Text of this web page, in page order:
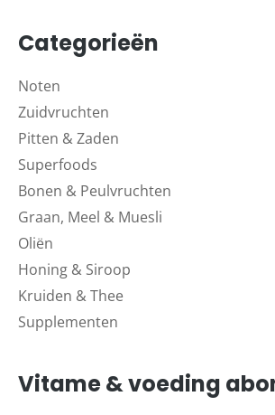
Categorieën
Noten
Zuidvruchten
Pitten & Zaden
Superfoods
Bonen & Peulvruchten
Graan, Meel & Muesli
Oliën
Honing & Siroop
Kruiden & Thee
Supplementen
Vitame & voeding